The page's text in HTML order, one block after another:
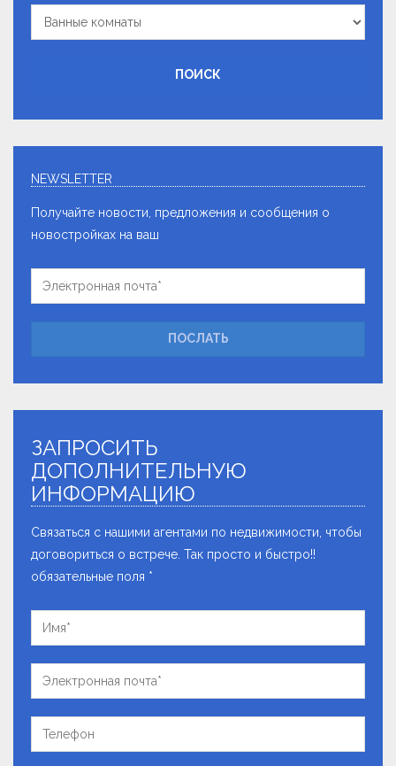
Ванные
комнаты
ПОИСК
NEWSLETTER
Получайте новости, предложения и сообщения о
новостройках на ваш
ПОСЛАТЬ
ЗАПРОСИТЬ
ДОПОЛНИТЕЛЬНУЮ
ИНФОРМАЦИЮ
Связаться с нашими агентами по недвижимости, чтобы
договориться о встрече. Так просто и быстро!!
обязательные поля *